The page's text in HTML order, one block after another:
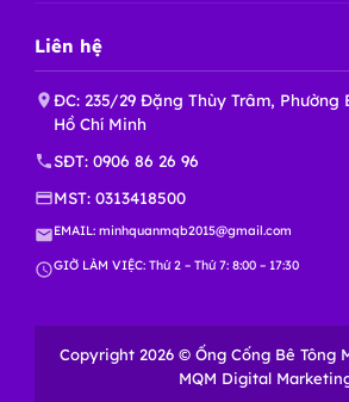
Liên hệ
ĐC: 235/29 Đặng Thùy Trâm, Phường
Hồ Chí Minh
SĐT: 0906 86 26 96
MST: 0313418500
EMAIL: minhquanmqb2015@gmail.com
GIỜ LÀM VIỆC: Thứ 2 – Thứ 7: 8:00 – 17:30
Copyright 2026 © Ống Cống Bê Tông
MQM Digital